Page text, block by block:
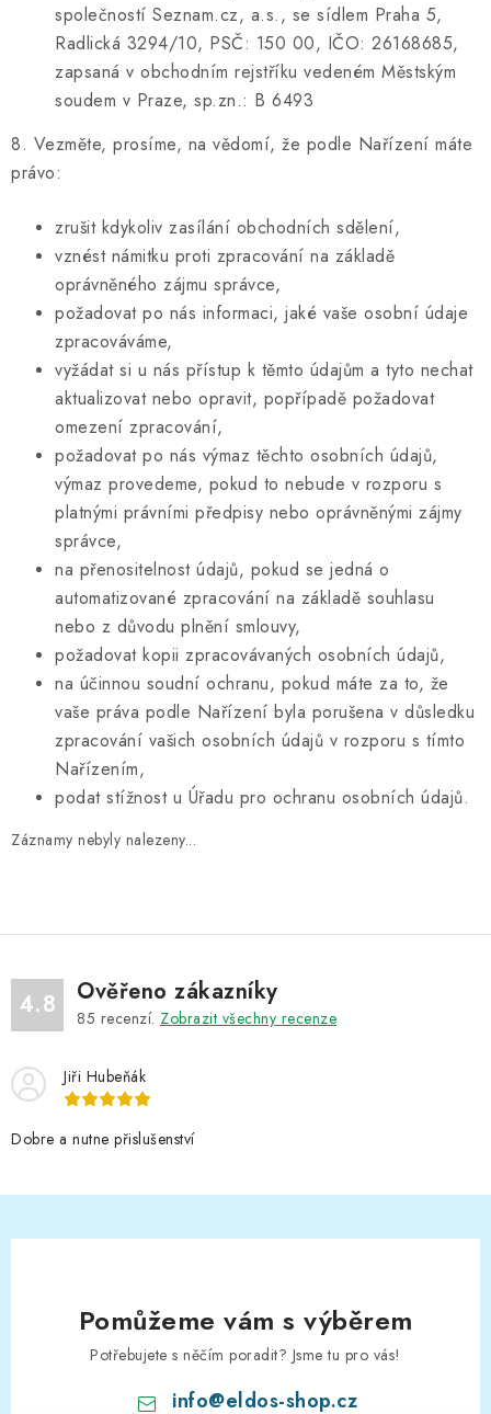
společností Seznam.cz, a.s., se sídlem Praha 5,
Radlická 3294/10, PSČ: 150 00, IČO: 26168685,
zapsaná v obchodním rejstříku vedeném Městským
soudem v Praze, sp.zn.: B 6493
8. Vezměte, prosíme, na vědomí, že podle Nařízení máte
právo:
zrušit kdykoliv zasílání obchodních sdělení,
vznést námitku proti zpracování na základě
oprávněného zájmu správce,
požadovat po nás informaci, jaké vaše osobní údaje
zpracováváme,
vyžádat si u nás přístup k těmto údajům a tyto nechat
aktualizovat nebo opravit, popřípadě požadovat
omezení zpracování,
požadovat po nás výmaz těchto osobních údajů,
výmaz provedeme, pokud to nebude v rozporu s
platnými právními předpisy nebo oprávněnými zájmy
správce,
na přenositelnost údajů, pokud se jedná o
automatizované zpracování na základě souhlasu
nebo z důvodu plnění smlouvy,
požadovat kopii zpracovávaných osobních údajů,
na účinnou soudní ochranu, pokud máte za to, že
vaše práva podle Nařízení byla porušena v důsledku
zpracování vašich osobních údajů v rozporu s tímto
Nařízením,
podat stížnost u Úřadu pro ochranu osobních údajů.
Záznamy nebyly nalezeny...
4.8 Ověřeno zákazníky
85 recenzí. Zobrazit všechny recenze
Jiři Hubeňák
Dobre a nutne přislušenství
Pomůžeme vám s výběrem
Potřebujete s něčím poradit? Jsme tu pro vás!
info@eldos-shop.cz